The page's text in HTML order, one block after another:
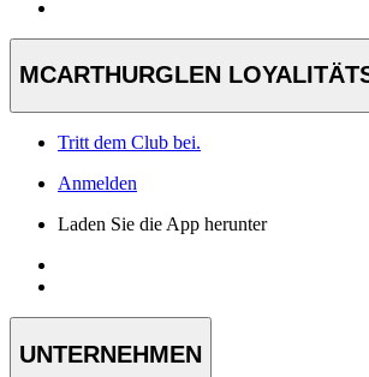
MCARTHURGLEN
Tritt dem Club bei.
Anmelden
Laden Sie die App herunter
UNTERNEHMEN